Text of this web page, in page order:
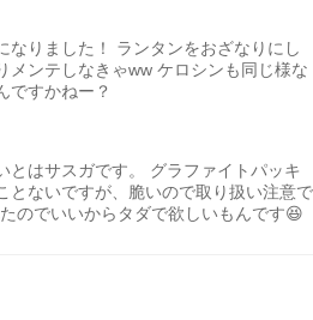
なりました！ ランタンをおざなりにし
メンテしなきゃww ケロシンも同じ様な
ですかねー？
とはサスガです。 グラファイトパッキ
とないですが、脆いので取り扱い注意で
のでいいからタダで欲しいもんです😆